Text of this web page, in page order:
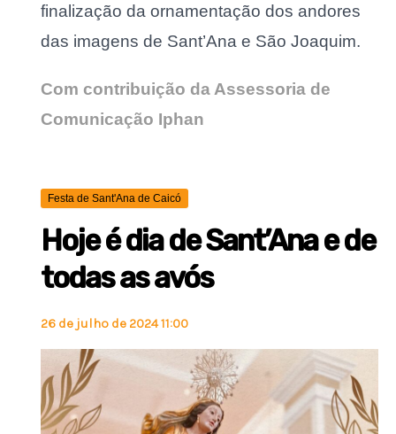
finalização da ornamentação dos andores
das imagens de Sant’Ana e São Joaquim.
Com contribuição da Assessoria de
Comunicação Iphan
Festa de Sant'Ana de Caicó
Hoje é dia de Sant’Ana e de
todas as avós
26 de julho de 2024 11:00